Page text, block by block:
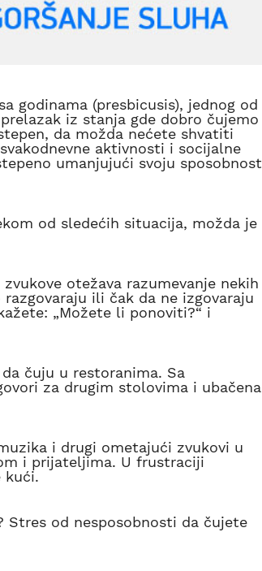
godinama (presbicusis), jednog od
iz stanja gde dobro čujemo
da možda nećete shvatiti
aktivnosti i socijalne
umanjujući svoju sposobnost
od sledećih situacija, možda je
otežava razumevanje nekih
ili čak da ne izgovaraju
„Možete li ponoviti?“ i
čuju u restoranima. Sa
za drugim stolovima i ubačena
i drugi ometajući zvukovi u
i prijateljima. U frustraciji
kući.
Stres od nesposobnosti da čujete